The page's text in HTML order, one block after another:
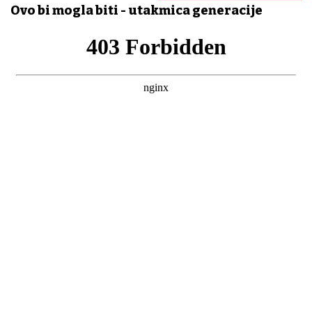
Ovo bi mogla biti - utakmica generacije